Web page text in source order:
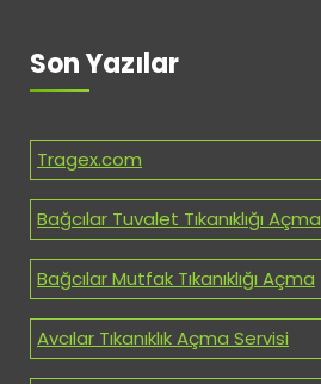
Son Yazılar
Tragex.com
Bağcılar Tuvalet Tıkanıklığı Açma
Bağcılar Mutfak Tıkanıklığı Açma
Avcılar Tıkanıklık Açma Servisi